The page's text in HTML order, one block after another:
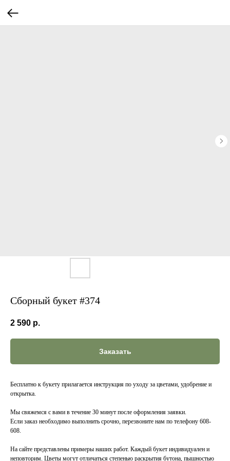
Сборный букет #374
2 590 р.
Заказать
Бесплатно к букету прилагается инструкция по уходу за цветами, удобрение и
открытка.
Мы свяжемся с вами в течение 30 минут после оформления заявки.
Если заказ необходимо выполнить срочно, перезвоните нам по телефону 608-
608.
На сайте представлены примеры наших работ. Каждый букет индивидуален и
неповторим. Цветы могут отличаться степенью раскрытия бутона, пышностью